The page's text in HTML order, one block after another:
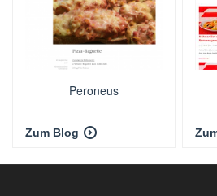
Peroneus
Zum Blog